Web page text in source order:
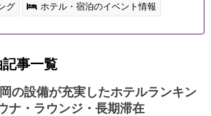
グ ホテル・宿泊のイベント情報
事一覧
の設備が充実したホテルランキン
ナ・ラウンジ・長期滞在